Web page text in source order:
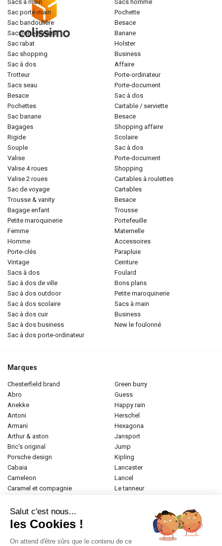
sacs à main
sac porté-main
sac bandoulière
sac porté-travers
sac rabat
sac shopping
sac à dos
trotteur
sacs seau
besace
pochettes
sac banane
bagages
rigide
souple
valise
valise 4 roues
valise 2 roues
sac de voyage
trousse & vanity
bagage enfant
petite maroquinerie
femme
homme
porte-clés
vintage
sacs à dos
sac à dos de ville
sac à dos outdoor
sac à dos scolaire
sac à dos cuir
sac à dos business
sac à dos porte-ordinateur
sacs homme
pochette
besace
banane
holster
business
affaire
porte-ordinateur
porte-document
sac à dos
cartable / serviette
besace
shopping affaire
scolaire
sac à dos
porte-document
shopping
cartables à roulettes
cartables
besace
trousse
portefeuille
maternelle
accessoires
parapluie
ceinture
foulard
bons plans
petite maroquinerie
sacs à main
business
new le foulonné
Marques
chesterfield brand
abro
anekke
antoni
armani
arthur & aston
bric's original
porsche design
cabaia
cameleon
caramel et compagnie
donna celi
eastpak
elite
emily & noah
green burry
guess
happy rain
herschel
hexagona
jansport
jump
kipling
lancaster
lancel
le tanneur
paul marius
Salut c'est nous...
les Cookies !
On attend d'être sûrs que le contenu de ce